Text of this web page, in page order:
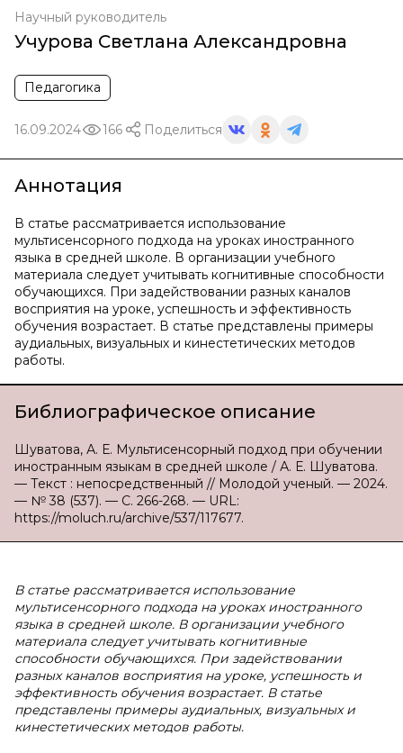
Научный руководитель
Учурова Светлана Александровна
Педагогика
16.09.2024 166 Поделиться
Аннотация
В статье рассматривается использование
мультисенсорного подхода на уроках иностранного
языка в средней школе. В организации учебного
материала следует учитывать когнитивные способности
обучающихся. При задействовании разных каналов
восприятия на уроке, успешность и эффективность
обучения возрастает. В статье представлены примеры
аудиальных, визуальных и кинестетических методов
работы.
Библиографическое описание
Шуватова, А. Е. Мультисенсорный подход при обучении
иностранным языкам в средней школе / А. Е. Шуватова.
— Текст : непосредственный // Молодой ученый. — 2024.
— № 38 (537). — С. 266-268. — URL:
https://moluch.ru/archive/537/117677.
В статье рассматривается использование
мультисенсорного подхода на уроках иностранного
языка в средней школе. В организации учебного
материала следует учитывать когнитивные
способности обучающихся. При задействовании
разных каналов восприятия на уроке, успешность и
эффективность обучения возрастает. В статье
представлены примеры аудиальных, визуальных и
кинестетических методов работы.